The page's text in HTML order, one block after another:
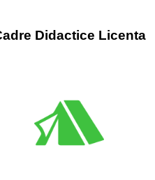
Didactice Licenta